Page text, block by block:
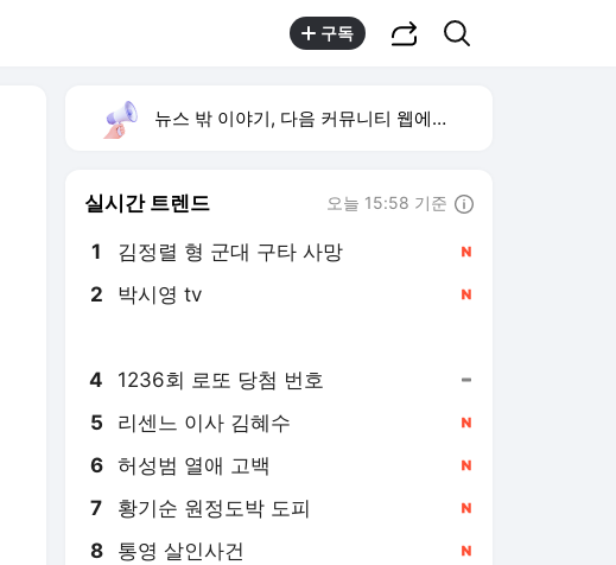
구독
뉴스 밖 이야기, 다음 커뮤니티 웹에서 보기
실시간 트렌드 오늘 15:58 기준
1 김정렬 형 군대 구타 사망
2 박시영 tv
4 1236회 로또 당첨 번호
5 리센느 이사 김혜수
6 허성범 열애 고백
7 황기순 원정도박 도피
8 통영 살인사건